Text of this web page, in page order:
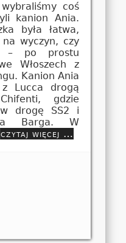
coś
kanion Ania.
była łatwa,
wyczyn, czy
– po prostu
Włoszech z
Kanion Ania
Lucca drogą
gdzie
drogę SS2 i
Barga. W
czytaj więcej …